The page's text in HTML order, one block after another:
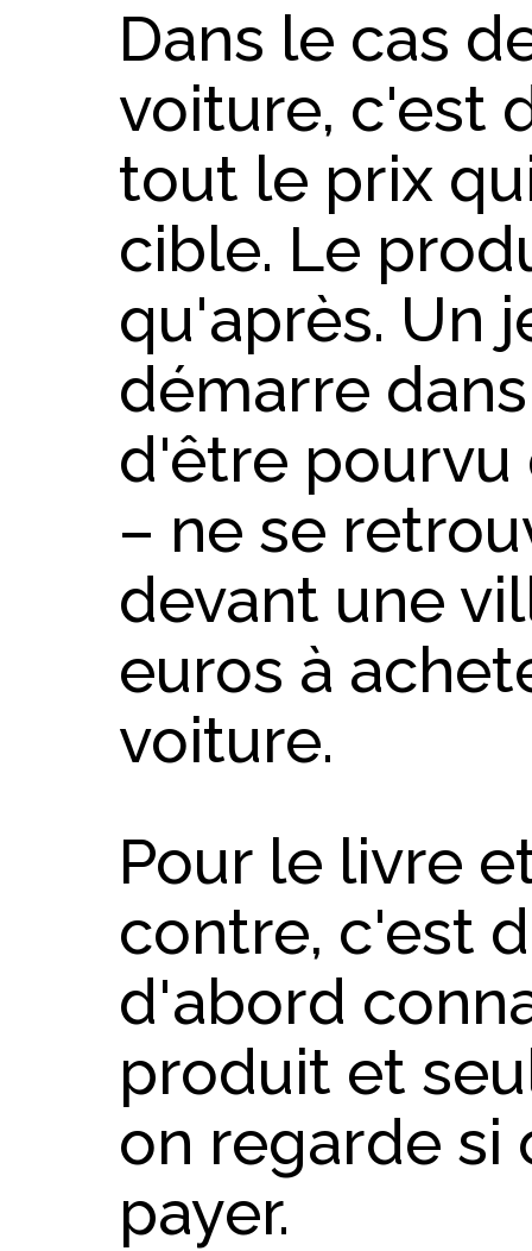
Dans le cas
voiture, c'est
tout le prix
cible. Le
qu'après. Un
démarre
d'être
– ne se
devant une
euros à
voiture.
Pour le livre
contre, c'est
d'abord
produit et
on regarde si
payer.